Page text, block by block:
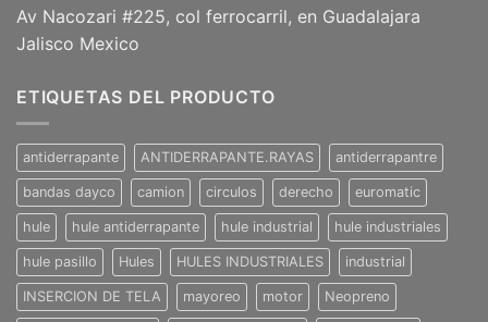
Av Nacozari #225, col ferrocarril, en Guadalajara
Jalisco Mexico
ETIQUETAS DEL PRODUCTO
antiderrapante ANTIDERRAPANTE.RAYAS antiderrapantre
bandas dayco camion circulos derecho euromatic
hule hule antiderrapante hule industrial hule industriales
hule pasillo Hules HULES INDUSTRIALES industrial
INSERCION DE TELA mayoreo motor Neopreno